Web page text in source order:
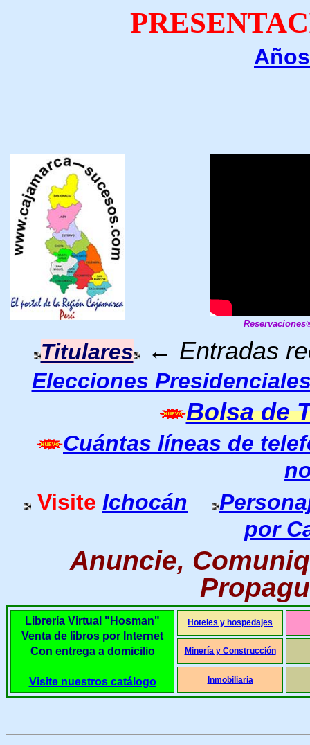
Reservaciones
Titulares ← Entradas
Elecciones
Bolsa de
Cuántas líneas de
Visite Ichocán
por
Anuncie,
Librería Virtual "Hosman"
Venta de libros por Internet
Con entrega a domicilio
Visite nuestros catálogo
Hoteles y hospedajes
Minería y Construcción
Inmobiliaria